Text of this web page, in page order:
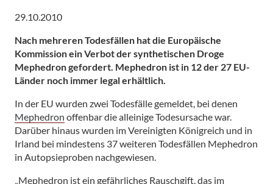
29.10.2010
Nach mehreren Todesfällen hat die Europäische
Kommission ein Verbot der synthetischen Droge
Mephedron gefordert. Mephedron ist in 12 der 27 EU-
Länder noch immer legal erhältlich.
In der EU wurden zwei Todesfälle gemeldet, bei denen
Mephedron offenbar die alleinige Todesursache war.
Darüber hinaus wurden im Vereinigten Königreich und in
Irland bei mindestens 37 weiteren Todesfällen Mephedron
in Autopsieproben nachgewiesen.
„Mephedron ist ein gefährliches Rauschgift, das im